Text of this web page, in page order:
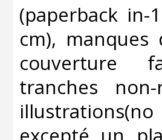
(paperback in-
cm),
couverture
tranches non-